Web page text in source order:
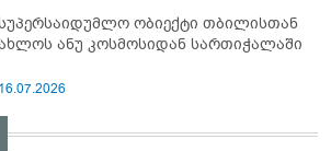
სუპერსაიდუმლო ობიექტი თბილისთან
ახლოს ანუ კოსმოსიდან სართიჭალაში
16.07.2026